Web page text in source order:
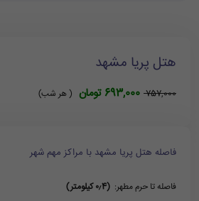
هتل پریا مشهد
757,000 693,000 تومان ( هر شب)
فاصله هتل پریا مشهد با مراکز مهم شهر
فاصله تا حرم مطهر: (۰٫4 کیلومتر)